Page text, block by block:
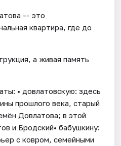
-- это
квартира, где до
а живая память
• довлатовскую: здесь
прошлого века, старый
Довлатова; в этой
и Бродский• бабушкину:
с ковром, семейными